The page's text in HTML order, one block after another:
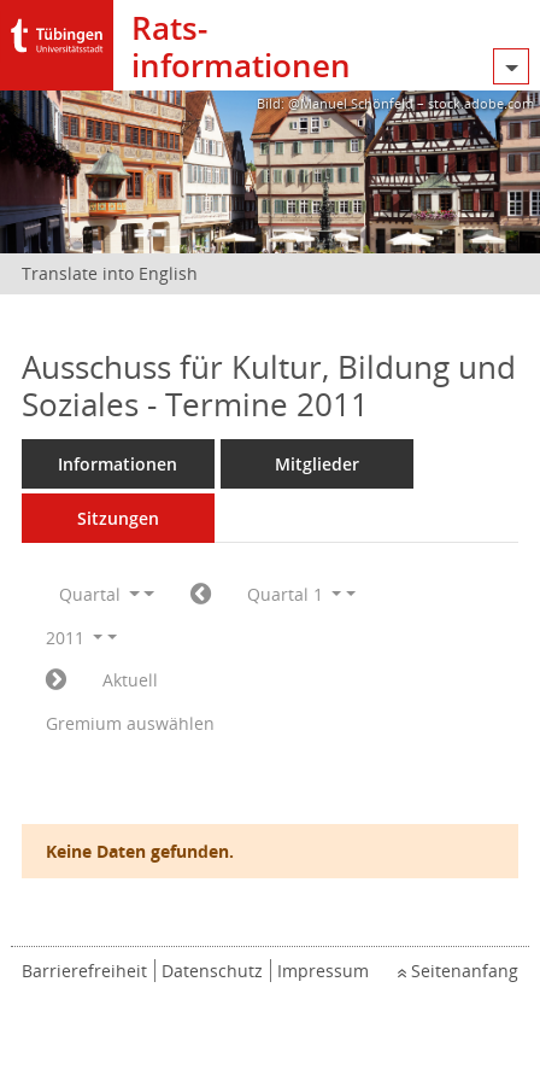
Rats­
informationen
Bild: @Manuel Schönfeld – stock.adobe.com
Translate into English
Ausschuss für Kultur, Bildung und
Soziales - Termine 2011
Informationen Mitglieder
Sitzungen
Quartal
Quartal 1
2011
Aktuell
Gremium auswählen
Keine Daten gefunden.
Barrierefreiheit Datenschutz Impressum Seitenanfang